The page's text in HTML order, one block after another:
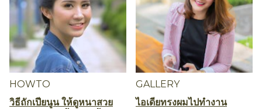
HOWTO
วิธีถักเปียนูน ให้ดูหนาสวย
GALLERY
ไอเดียทรงผมไปทำงาน